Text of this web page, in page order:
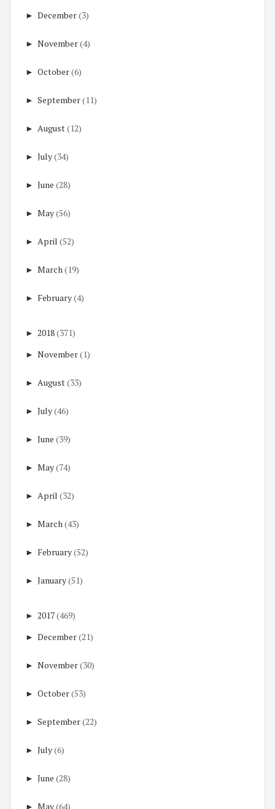
► December(3)
► November(4)
► October(6)
► September(11)
► August(12)
► July(34)
► June (28)
► May(56)
► April (52)
► March(19)
► February(4)
► 2018(371)
► November(1)
► August(33)
► July(46)
► June (39)
► May(74)
► April (32)
► March(43)
► February(52)
► January(51)
► 2017(469)
► December(21)
► November(30)
► October(53)
► September(22)
► July(6)
► June (28)
► May(64)